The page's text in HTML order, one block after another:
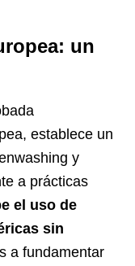
un
establece un
y
a prácticas
el uso de
sin
a fundamentar